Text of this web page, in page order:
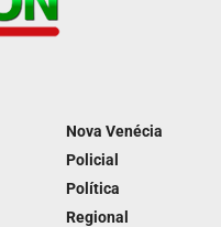
Nova Venécia
Policial
Política
Regional